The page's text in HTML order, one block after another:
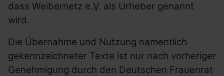
dass Weibernetz e.V. als Urheber genannt
wird.
Die Übernahme und Nutzung namentlich
gekennzeichneter Texte ist nur nach vorheriger
Genehmigung durch den Deutschen Frauenrat